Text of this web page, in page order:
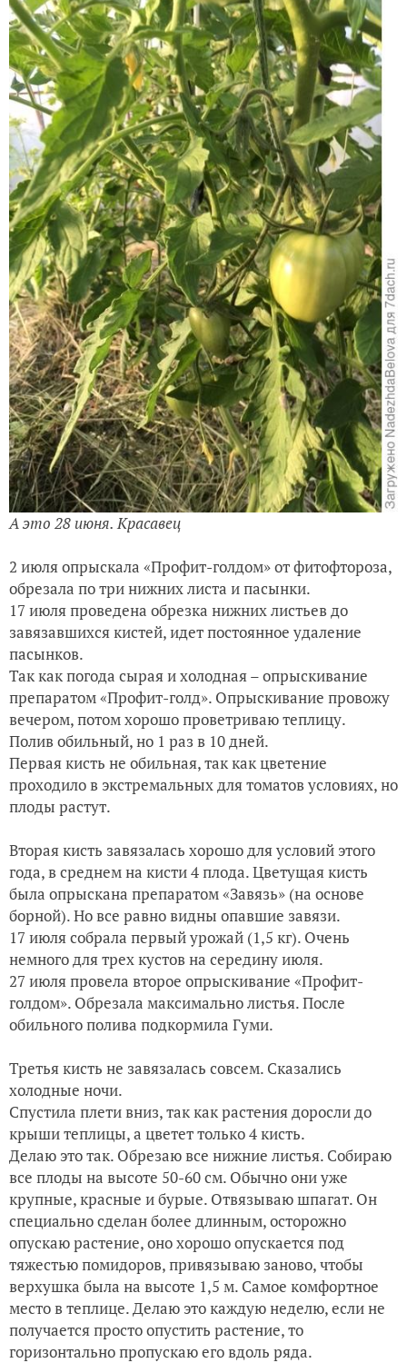
А это 28 июня. Красавец
2 июля опрыскала «Профит-голдом» от фитофтороза,
обрезала по три нижних листа и пасынки.
17 июля проведена обрезка нижних листьев до
завязавшихся кистей, идет постоянное удаление
пасынков.
Так как погода сырая и холодная – опрыскивание
препаратом «Профит-голд». Опрыскивание провожу
вечером, потом хорошо проветриваю теплицу.
Полив обильный, но 1 раз в 10 дней.
Первая кисть не обильная, так как цветение
проходило в экстремальных для томатов условиях, но
плоды растут.
Вторая кисть завязалась хорошо для условий этого
года, в среднем на кисти 4 плода. Цветущая кисть
была опрыскана препаратом «Завязь» (на основе
борной). Но все равно видны опавшие завязи.
17 июля собрала первый урожай (1,5 кг). Очень
немного для трех кустов на середину июля.
27 июля провела второе опрыскивание «Профит-
голдом». Обрезала максимально листья. После
обильного полива подкормила Гуми.
Третья кисть не завязалась совсем. Сказались
холодные ночи.
Спустила плети вниз, так как растения доросли до
крыши теплицы, а цветет только 4 кисть.
Делаю это так. Обрезаю все нижние листья. Собираю
все плоды на высоте 50-60 см. Обычно они уже
крупные, красные и бурые. Отвязываю шпагат. Он
специально сделан более длинным, осторожно
опускаю растение, оно хорошо опускается под
тяжестью помидоров, привязываю заново, чтобы
верхушка была на высоте 1,5 м. Самое комфортное
место в теплице. Делаю это каждую неделю, если не
получается просто опустить растение, то
горизонтально пропускаю его вдоль ряда.